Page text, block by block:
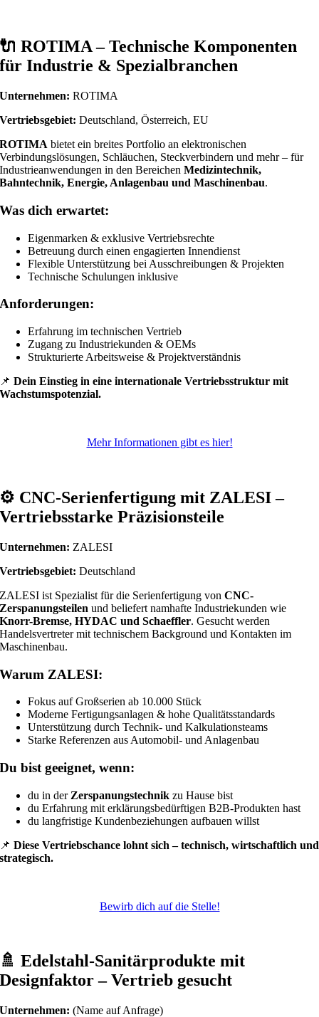
🔌ROTIMA – Technische Komponenten
für Industrie & Spezialbranchen
Unternehmen: ROTIMA
Vertriebsgebiet: Deutschland, Österreich, EU
ROTIMA bietet ein breites Portfolio an elektronischen
Verbindungslösungen, Schläuchen, Steckverbindern und mehr – für
Industrieanwendungen in den BereichenMedizintechnik,
Bahntechnik, Energie, Anlagenbau und Maschinenbau.
Was dich erwartet:
Eigenmarken & exklusive Vertriebsrechte
Betreuung durch einen engagierten Innendienst
Flexible Unterstützung bei Ausschreibungen & Projekten
Technische Schulungen inklusive
Anforderungen:
Erfahrung im technischen Vertrieb
Zugang zu Industriekunden & OEMs
Strukturierte Arbeitsweise & Projektverständnis
📌Dein Einstieg in eine internationale Vertriebsstruktur mit
Wachstumspotenzial.
Mehr Informationen gibt es hier!
⚙️ CNC-Serienfertigung mit ZALESI –
Vertriebsstarke Präzisionsteile
Unternehmen: ZALESI
Vertriebsgebiet: Deutschland
ZALESI ist Spezialist für die Serienfertigung vonCNC-
Zerspanungsteilen und beliefert namhafte Industriekunden wie
Knorr-Bremse, HYDAC und Schaeffler. Gesucht werden
Handelsvertreter mit technischem Background und Kontakten im
Maschinenbau.
Warum ZALESI:
Fokus auf Großserien ab 10.000 Stück
Moderne Fertigungsanlagen & hohe Qualitätsstandards
Unterstützung durch Technik- und Kalkulationsteams
Starke Referenzen aus Automobil- und Anlagenbau
Du bist geeignet, wenn:
du in der Zerspanungstechnik zu Hause bist
du Erfahrung mit erklärungsbedürftigen B2B-Produkten hast
du langfristige Kundenbeziehungen aufbauen willst
📌Diese Vertriebschance lohnt sich – technisch, wirtschaftlich und
strategisch.
Bewirb dich auf die Stelle!
🚿Edelstahl-Sanitärprodukte mit
Designfaktor – Vertrieb gesucht
Unternehmen: (Name auf Anfrage)